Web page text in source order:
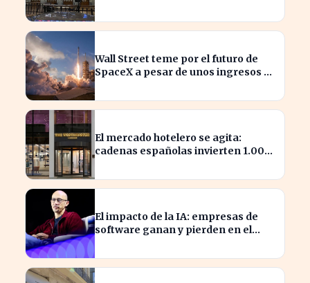
Wall Street teme por el futuro de
SpaceX a pesar de unos ingresos de
El mercado hotelero se agita:
cadenas españolas invierten 1.000
El impacto de la IA: empresas de
software ganan y pierden en el